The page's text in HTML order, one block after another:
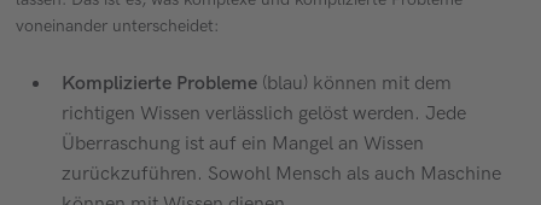
voneinander unterscheidet:
Komplizierte Probleme (blau) können mit dem
richtigen Wissen verlässlich gelöst werden. Jede
Überraschung ist auf ein Mangel an Wissen
zurückzuführen. Sowohl Mensch als auch Maschine